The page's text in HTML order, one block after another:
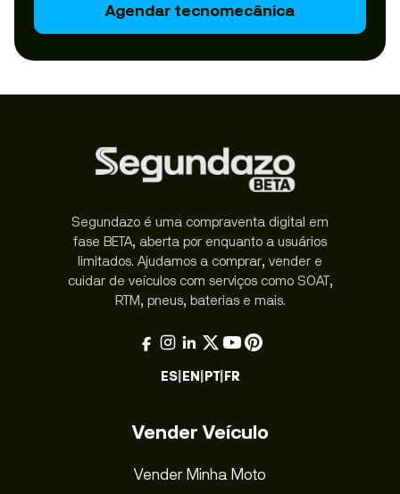
Agendar tecnomecânica
Segundazo é uma compraventa digital em
fase BETA, aberta por enquanto a usuários
limitados. Ajudamos a comprar, vender e
cuidar de veículos com serviços como SOAT,
RTM, pneus, baterias e mais.
ES|EN|PT|FR
Vender Veículo
Vender Minha Moto